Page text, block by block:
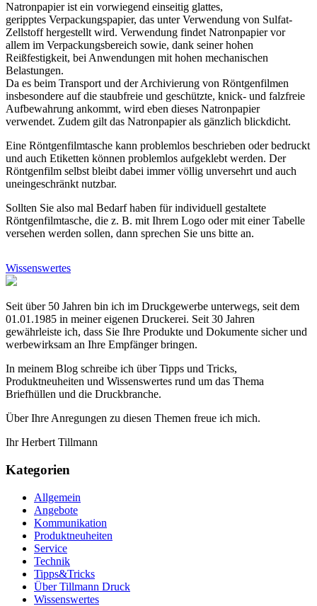
Natronpapier ist ein vorwiegend einseitig glattes,
geripptes Verpackungspapier, das unter Verwendung von Sulfat-
Zellstoff hergestellt wird. Verwendung findet Natronpapier vor
allem im Verpackungsbereich sowie, dank seiner hohen
Reißfestigkeit, bei Anwendungen mit hohen mechanischen
Belastungen.
Da es beim Transport und der Archivierung von Röntgenfilmen
insbesondere auf die staubfreie und geschützte, knick- und falzfreie
Aufbewahrung ankommt, wird eben dieses Natronpapier
verwendet. Zudem gilt das Natronpapier als gänzlich blickdicht.
Eine Röntgenfilmtasche kann problemlos beschrieben oder bedruckt
und auch Etiketten können problemlos aufgeklebt werden. Der
Röntgenfilm selbst bleibt dabei immer völlig unversehrt und auch
uneingeschränkt nutzbar.
Sollten Sie also mal Bedarf haben für individuell gestaltete
Röntgenfilmtasche, die z. B. mit Ihrem Logo oder mit einer Tabelle
versehen werden sollen, dann sprechen Sie uns bitte an.
Wissenswertes
Seit über 50 Jahren bin ich im Druckgewerbe unterwegs, seit dem
01.01.1985 in meiner eigenen Druckerei. Seit 30 Jahren
gewährleiste ich, dass Sie Ihre Produkte und Dokumente sicher und
werbewirksam an Ihre Empfänger bringen.
In meinem Blog schreibe ich über Tipps und Tricks,
Produktneuheiten und Wissenswertes rund um das Thema
Briefhüllen und die Druckbranche.
Über Ihre Anregungen zu diesen Themen freue ich mich.
Ihr Herbert Tillmann
Kategorien
Allgemein
Angebote
Kommunikation
Produktneuheiten
Service
Technik
Tipps&Tricks
Über Tillmann Druck
Wissenswertes